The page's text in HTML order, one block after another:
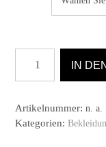
Seersucker
von
Deux
in
IN
Artikelnummer: n. a.
Kategorien: